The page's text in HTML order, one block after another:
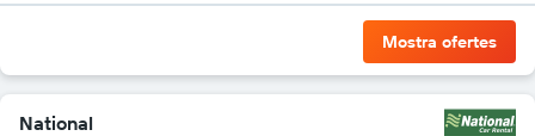
Mostra ofertes
National